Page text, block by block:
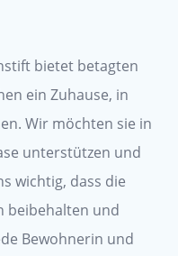
bietet betagten
ein Zuhause, in
Wir möchten sie in
unterstützen und
wichtig, dass die
beibehalten und
Bewohnerin und